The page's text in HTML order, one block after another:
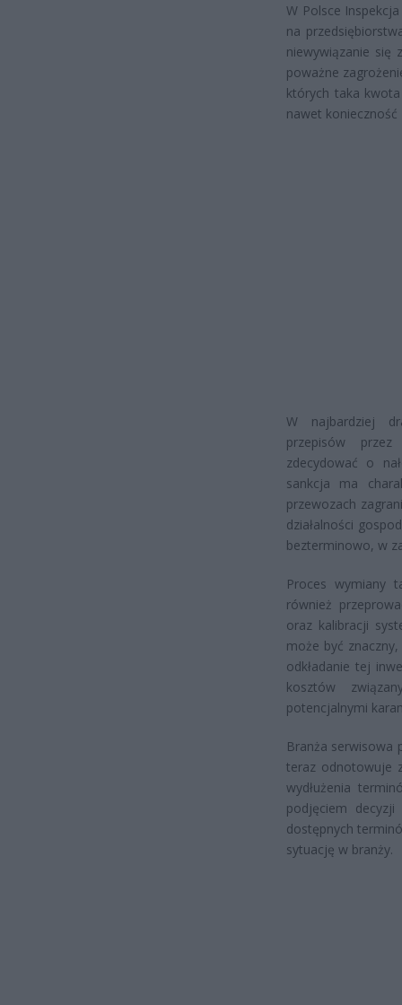
W Polsce
na
niewywiązanie się
poważne
których taka
nawet konieczność
W najbardziej
przepisów
zdecydować o
sankcja ma
przewozach
działalności
bezterminowo, w
Proces wymiany
również
oraz kalibracji
może być
odkładanie tej
kosztów
potencjalnymi
Branża serwisowa
teraz odnotowuje
wydłużenia
podjęciem
dostępnych
sytuację w branży.